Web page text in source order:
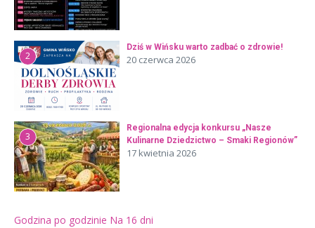
2
Dziś w Wińsku warto zadbać o zdrowie!
20 czerwca 2026
3
Regionalna edycja konkursu „Nasze
Kulinarne Dziedzictwo – Smaki Regionów”
17 kwietnia 2026
Godzina po godzinie Na 16 dni